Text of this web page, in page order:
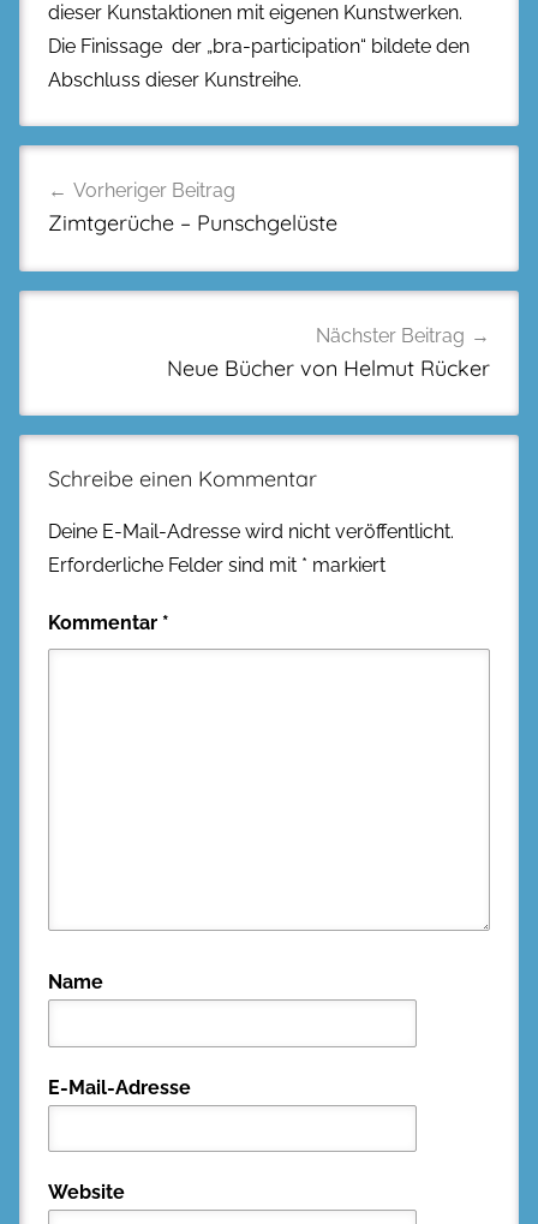
dieser Kunstaktionen mit eigenen Kunstwerken.
Die Finissage der „bra-participation“ bildete den
Abschluss dieser Kunstreihe.
Vorheriger Beitrag
Zimtgerüche – Punschgelüste
Nächster Beitrag
Neue Bücher von Helmut Rücker
Schreibe einen Kommentar
Deine E-Mail-Adresse wird nicht veröffentlicht.
Erforderliche Felder sind mit * markiert
Kommentar *
Name
E-Mail-Adresse
Website